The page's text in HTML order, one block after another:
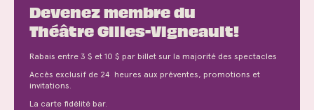
Devenez membre du
Théâtre Gilles-Vigneault!
Rabais entre 3 $ et 10 $ par billet sur la majorité des spectacles
Accès exclusif de 24 heures aux préventes, promotions et
invitations.
La carte fidélité bar.